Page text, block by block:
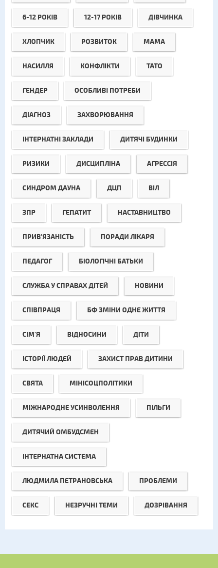
6-12 РОКІВ 12-17 РОКІВ ДІВЧИНКА
ХЛОПЧИК РОЗВИТОК МАМА
НАСИЛЛЯ КОНФЛІКТИ ТАТО
ГЕНДЕР ОСОБЛИВІ ПОТРЕБИ
ДІАГНОЗ ЗАХВОРЮВАННЯ
ІНТЕРНАТНІ ЗАКЛАДИ ДИТЯЧІ БУДИНКИ
РИЗИКИ ДИСЦИПЛІНА АГРЕССІЯ
СИНДРОМ ДАУНА ДЦП ВІЛ
ЗПР ГЕПАТИТ НАСТАВНИЦТВО
ПРИВ'ЯЗАНІСТЬ ПОРАДИ ЛІКАРЯ
ПЕДАГОГ БІОЛОГІЧНІ БАТЬКИ
СЛУЖБА У СПРАВАХ ДІТЕЙ НОВИНИ
СПІВПРАЦЯ БФ ЗМІНИ ОДНЕ ЖИТТЯ
СІМ'Я ВІДНОСИНИ ДІТИ
ІСТОРІЇ ЛЮДЕЙ ЗАХИСТ ПРАВ ДИТИНИ
СВЯТА МІНІСОЦПОЛІТИКИ
МІЖНАРОДНЕ УСИНВОЛЕННЯ ПІЛЬГИ
ДИТЯЧИЙ ОМБУДСМЕН
ІНТЕРНАТНА СИСТЕМА
ЛЮДМИЛА ПЕТРАНОВСЬКА ПРОБЛЕМИ
СЕКС НЕЗРУЧНІ ТЕМИ ДОЗРІВАННЯ